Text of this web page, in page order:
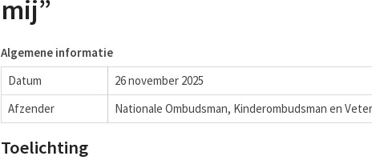
mij”
Algemene informatie
Datum
26 november 2025
Afzender
Nationale Ombudsman, Kinderombudsman en
Toelichting